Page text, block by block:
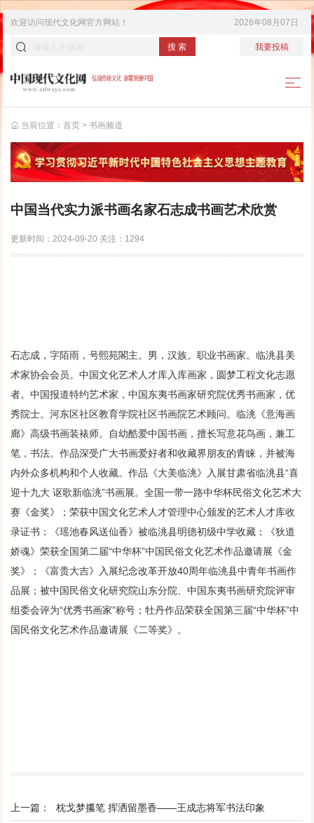
欢迎访问现代文化网官方网站！ 2026年08月07日
搜 索 我要投稿
当前位置：首页 >书画频道
中国当代实力派书画名家石志成书画艺术欣赏
更新时间： 2024-09-20 关注： 1294
石志成，字陌雨，号熙苑閣主。男，汉族。职业书画家。临洮县美
术家协会会员。中国文化艺术人才库入库画家，圆梦工程文化志愿
者。中国报道特约艺术家，中国东夷书画家研究院优秀书画家，优
秀院士。河东区社区教育学院社区书画院艺术顾问。临洮《意海画
廊》高级书画装裱师。自幼酷爱中国书画，擅长写意花鸟画，兼工
笔，书法。作品深受广大书画爱好者和收藏界朋友的青睐，并被海
内外众多机构和个人收藏。作品《大美临洮》入展甘肃省临洮县“喜
迎十九大 讴歌新临洮”书画展。全国一带一路中华杯民俗文化艺术大
赛《金奖》；荣获中国文化艺术人才管理中心颁发的艺术人才库收
录证书；《瑶池春风送仙香》被临洮县明德初级中学收藏；《狄道
娇魂》荣获全国第二届“中华杯”中国民俗文化艺术作品邀请展《金
奖》；《富贵大吉》入展纪念改革开放40周年临洮县中青年书画作
品展；被中国民俗文化研究院山东分院、中国东夷书画研究院评审
组委会评为“优秀书画家”称号；牡丹作品荣获全国第三届“中华杯”中
国民俗文化艺术作品邀请展《二等奖》。
上一篇： 枕戈梦攥笔 挥洒留墨香——王成志将军书法印象